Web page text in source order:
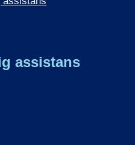
assistans